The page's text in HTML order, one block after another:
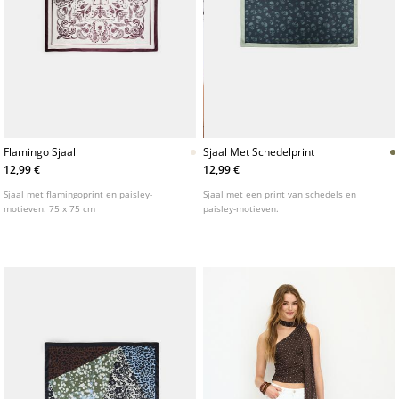
Flamingo Sjaal
12,99 €
Sjaal met flamingoprint en paisley-
motieven. 75 x 75 cm
Sjaal Met Schedelprint
12,99 €
Sjaal met een print van schedels en
paisley-motieven.